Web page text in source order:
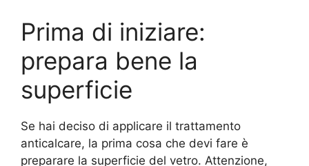
Prima di iniziare:
prepara bene la
superficie
Se hai deciso di applicare il trattamento
anticalcare, la prima cosa che devi fare è
preparare la superficie del vetro. Attenzione,